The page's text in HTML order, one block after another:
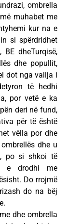
ombrella
muhabet me
kur na e
si spërdridhet
dheTurqisë,
dhe popullit,
dot nga vallja i
të hedhi
por vetë e ka
deri në fund,
për të është
vëlla por dhe
dhe u
po si shkoi të
e drodhi me
Do rrojmë
do na bëj
dhe ombrella